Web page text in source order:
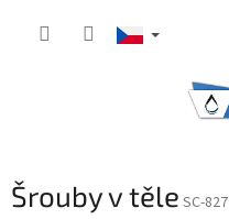
Šrouby v těle SC-827